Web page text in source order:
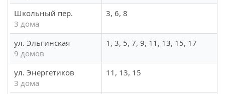
Школьный пер.
3 дома
3, 6, 8
ул. Эльгинская
9 домов
1, 3, 5, 7, 9, 11, 13, 15, 17
ул. Энергетиков
3 дома
11, 13, 15